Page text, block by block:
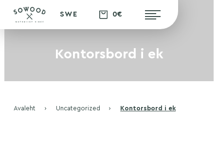
SWE 0€
Kontorsbord i ek
Avaleht › Uncategorized › Kontorsbord i ek